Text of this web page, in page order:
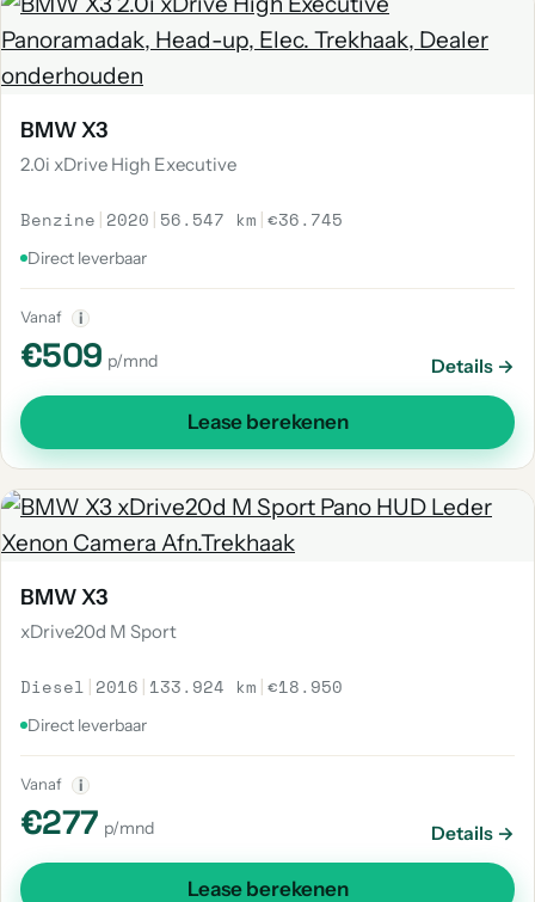
BMW X3
2.0i xDrive High Executive
Benzine | 2020 | 56.547 km |€36.745
Direct leverbaar
Vanaf i
€509 p/mnd Details →
Lease berekenen
BMW X3
xDrive20d M Sport
Diesel | 2016 | 133.924 km |€18.950
Direct leverbaar
Vanaf i
€277 p/mnd Details →
Lease berekenen